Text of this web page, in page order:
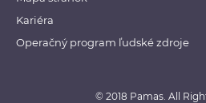
Kariéra
Operačný program ľudské zdroje
© 2018 Pamas. All